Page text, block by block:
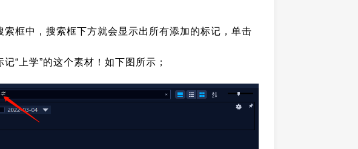
索框中，搜索框下方就会显示出所有添加的标记，单击
“上学”的这个素材！如下图所示；